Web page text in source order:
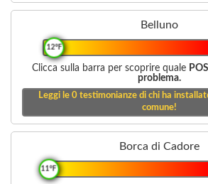
Belluno
12°F
Clicca sulla barra per scoprire quale
problema.
Leggi le 0testimonianze di chi ha
comune!
Borca di Cadore
11°F